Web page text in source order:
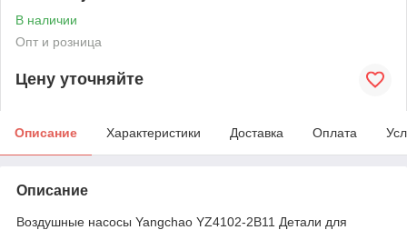
В наличии
Опт и розница
Цену уточняйте
Описание Характеристики Доставка Оплата
Описание
Воздушные насосы Yangchao YZ4102-2B11 Детали для